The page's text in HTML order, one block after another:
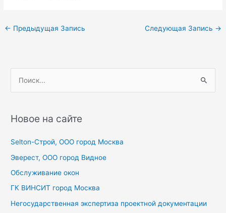
Навигация
← Предыдущая Запись Следующая Запись →
с
:
Новое на сайте
Selton-Строй, OOO город Москва
Эверест, ООО город Видное
Обслуживание окон
ГК ВИНСИТ город Москва
Негосударственная экспертиза проектной документации